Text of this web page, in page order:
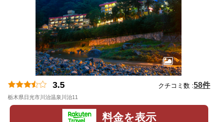
3.5 クチコミ数 :58件
栃木県日光市川治温泉川治11
料金を表示